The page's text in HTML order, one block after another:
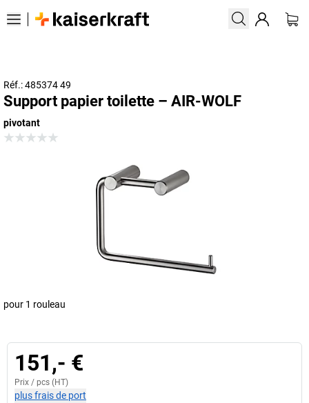
Réf.: 485374 49
Support papier toilette – AIR-WOLF
pivotant
pour 1 rouleau
151,- €
Prix / pcs (HT)
plus frais de port